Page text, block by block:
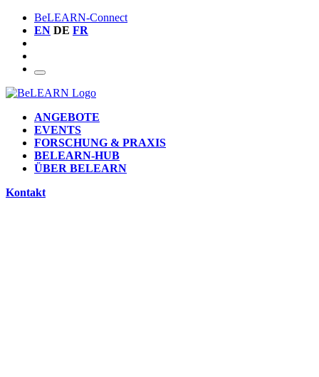
BeLEARN-Connect
EN DE FR
ANGEBOTE
EVENTS
FORSCHUNG & PRAXIS
BELEARN-HUB
ÜBER BELEARN
Kontakt